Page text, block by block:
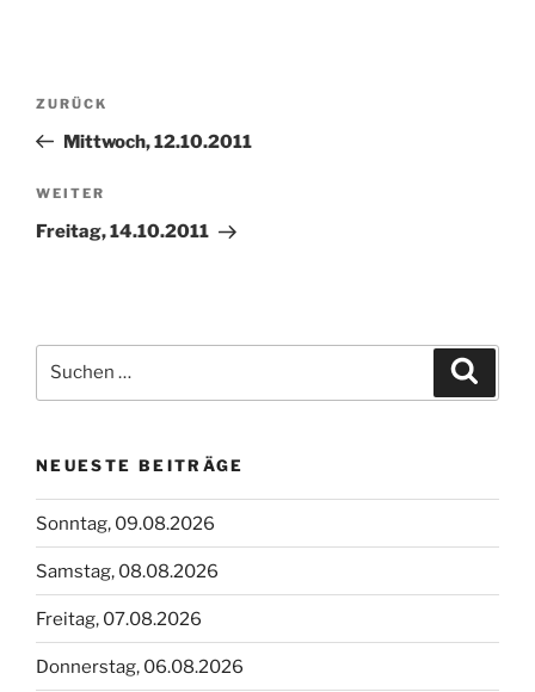
Beitragsnavigation
Vorheriger
Beitrag
ZURÜCK
Mittwoch, 12.10.2011
Nächster
Beitrag
WEITER
Freitag, 14.10.2011
nach:
NEUESTE BEITRÄGE
Sonntag, 09.08.2026
Samstag, 08.08.2026
Freitag, 07.08.2026
Donnerstag, 06.08.2026